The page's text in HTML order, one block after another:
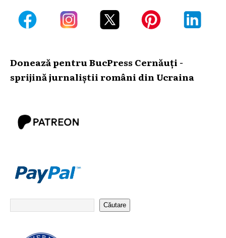
Donează pentru BucPress Cernăuți -
sprijină jurnaliștii români din Ucraina
Căutare